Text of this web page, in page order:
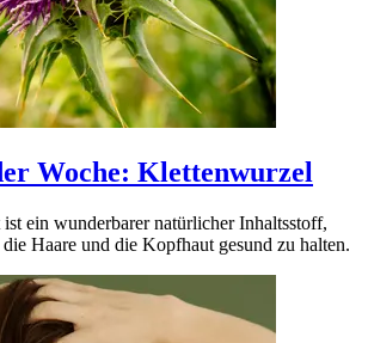
Woche: Klettenwurzel
ein wunderbarer natürlicher Inhaltsstoff,
Haare und die Kopfhaut gesund zu halten.